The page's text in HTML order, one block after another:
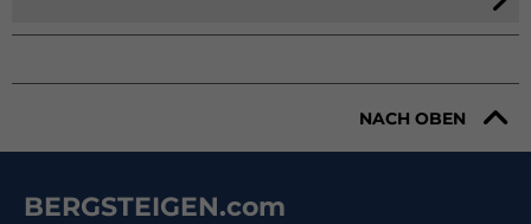
NACH OBEN
BERGSTEIGEN.com